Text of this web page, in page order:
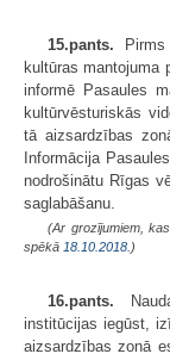
15.pants. Pirms
kultūras mantojuma
informē Pasaules
kultūrvēsturiskās
tā aizsardzības
Informācija
nodrošinātu Rīgas
saglabāšanu.
(Ar grozījumiem,
spēkā 18.10.2018. )
16.pants.
institūcijas iegūst,
aizsardzības zonā